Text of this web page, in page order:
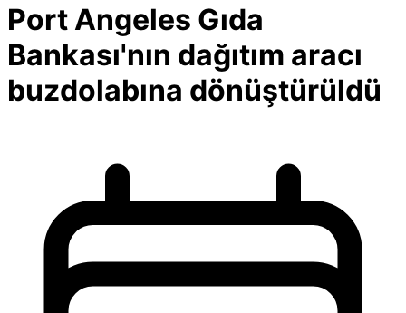
Port Angeles Gıda
Bankası'nın dağıtım aracı
buzdolabına dönüştürüldü